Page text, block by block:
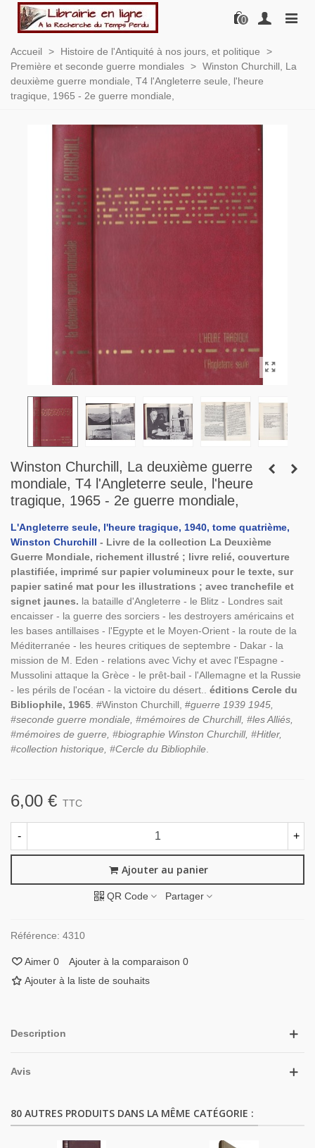
0
Accueil > Histoire de l'Antiquité à nos jours, et politique
>
Première et seconde guerre mondiales > Winston Churchill, La
deuxième guerre mondiale, T4 l'Angleterre seule, l'heure
tragique, 1965 - 2e guerre mondiale,
Winston Churchill, La deuxième guerre
mondiale, T4 l'Angleterre seule, l'heure
tragique, 1965 - 2e guerre mondiale,
L'Angleterre seule, l'heure tragique, 1940, tome quatrième,
Winston Churchill - Livre de la collection La Deuxième
Guerre Mondiale, richement illustré ; livre relié, couverture
plastifiée, imprimé sur papier volumineux pour le texte, sur
papier satiné mat pour les illustrations ; avec tranchefile et
signet jaunes. la bataille d'Angleterre - le Blitz - Londres sait
encaisser - la guerre des sorciers - les destroyers américains et
les bases antillaises - l'Egypte et le Moyen-Orient - la route de la
Méditerranée - les heures critiques de septembre - Dakar - la
mission de M. Eden - relations avec Vichy et avec l'Espagne -
Mussolini attaque la Grèce - le prêt-bail - l'Allemagne et la Russie
- les périls de l'océan - la victoire du désert.. éditions Cercle du
Bibliophile, 1965 . #Winston Churchill, #guerre 1939 1945,
#seconde guerre mondiale, #mémoires de Churchill, #les Alliés,
#mémoires de guerre, #biographie Winston Churchill, #Hitler,
#collection historique, #Cercle du Bibliophile
6,00 € TTC
- +
Ajouter au panier
QR Code Partager
Référence: 4310
Aimer 0 Ajouter à la comparaison 0
Ajouter à la liste de souhaits
Description
Avis
80 AUTRES PRODUITS DANS LA MÊME CATÉGORIE :